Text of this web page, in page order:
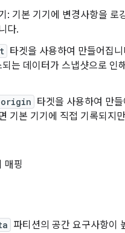
: 기본 기기에 변경사항을 로
다.
타겟을 사용하여 만들어집
는 데이터가 스냅샷으로
origin 타겟을 사용하여 만
기본 기기에 직접 기록되지
매핑
파티션의 공간 요구사항이